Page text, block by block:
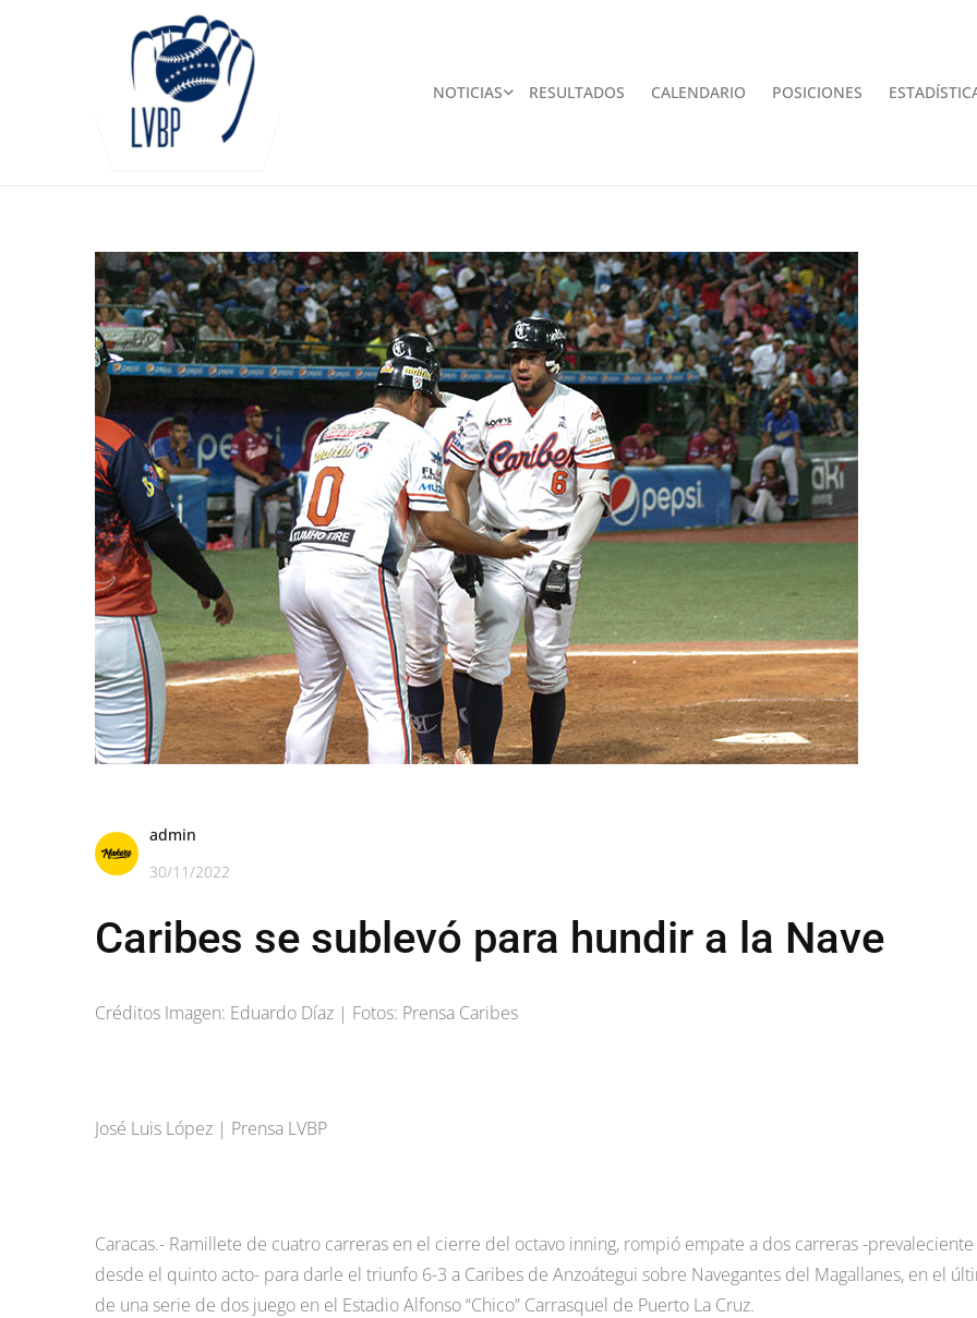
NOTICIAS RESULTADOS CALENDARIO POSICIONES
admin
30/11/2022
Caribes se sublevó para hundir a la Nave
Créditos Imagen: Eduardo Díaz | Fotos: Prensa Caribes
José Luis López | Prensa LVBP
Caracas.- Ramillete de cuatro carreras en el cierre del octavo inning, rompió empate a dos carreras -prevaleciente
desde el quinto acto- para darle el triunfo 6-3 a Caribes de Anzoátegui sobre Navegantes del Magallanes, en el
de una serie de dos juego en el Estadio Alfonso “Chico” Carrasquel de Puerto La Cruz.